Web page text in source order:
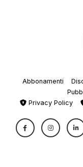
Abbonamenti
Privacy Policy